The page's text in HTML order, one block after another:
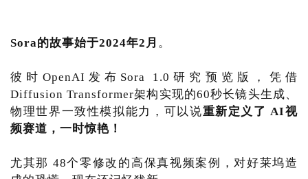
Sora的故事始于2024年2月 。
彼时OpenAI发布Sora 1.0研究预览版，凭借
Diffusion Transformer架构实现的60秒长镜头生成、
物理世界一致性模拟能力，可以说重新定义了 AI视
频赛道，一时惊艳！
尤其那 48个零修改的高保真视频案例，对好莱坞造